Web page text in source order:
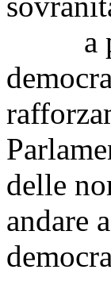
a
delle
andare